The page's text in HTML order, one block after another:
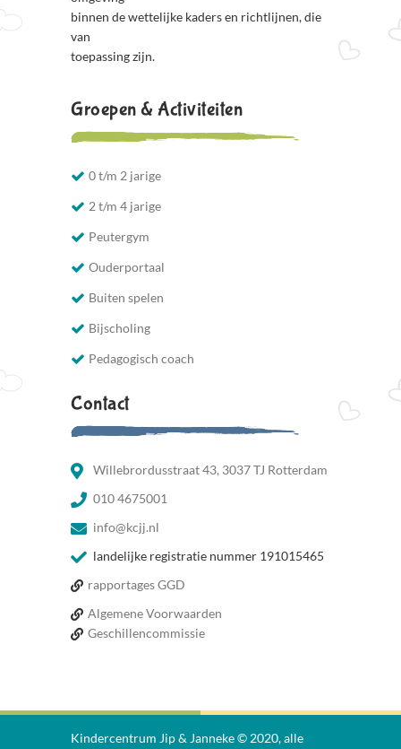
binnen de wettelijke kaders en richtlijnen, die
van
toepassing zijn.
Groepen & Activiteiten
0 t/m 2 jarige
2 t/m 4 jarige
Peutergym
Ouderportaal
Buiten spelen
Bijscholing
Pedagogisch coach
Contact
Willebrordusstraat 43, 3037 TJ Rotterdam
010 4675001
info@kcjj.nl
landelijke registratie nummer 191015465
rapportages GGD
Algemene Voorwaarden
Geschillencommissie
Kindercentrum Jip & Janneke © 2020, alle